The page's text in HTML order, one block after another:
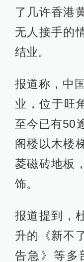
了几许香港
无人接手的
结业。
报道称，中
业，位于旺
至今已有50
阁楼以木楼
菱磁砖地板
饰。
报道提到，
升的《新不
告急》等多